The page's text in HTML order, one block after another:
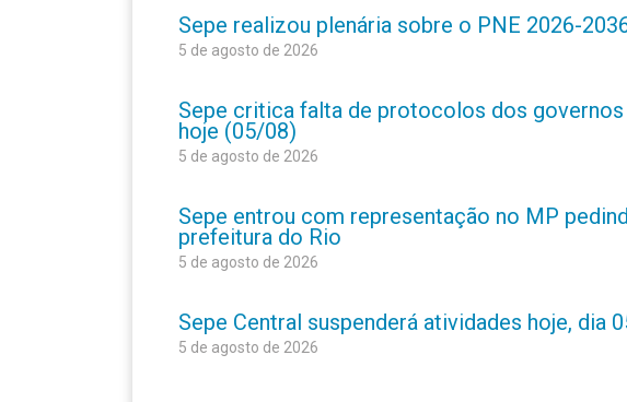
Sepe realizou plenária sobre o PNE 2026-
5 de agosto de 2026
Sepe critica falta de protocolos dos
hoje (05/08)
5 de agosto de 2026
Sepe entrou com representação no MP
prefeitura do Rio
5 de agosto de 2026
Sepe Central suspenderá atividades hoje,
5 de agosto de 2026